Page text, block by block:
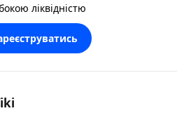
ліквідністю